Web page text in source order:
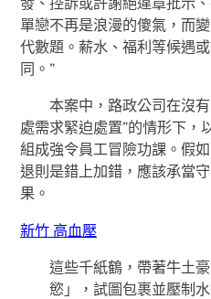
單戀不再是浪漫的傻氣，而
代數題。薪水、福利等候遇
同。”
本案中，路政公司在沒
處需求緊迫處置”的情形下，
組成強令員工冒險功課。假
退則是錯上加錯，應該承當
果。
新竹 高血壓
這些千紙鶴，帶著牛土
慾」，試圖包裹並壓制